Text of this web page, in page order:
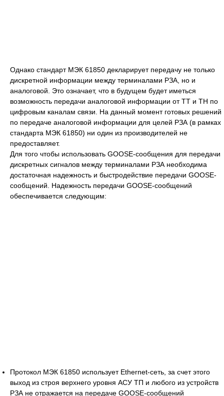
Однако стандарт МЭК 61850 декларирует передачу не только
дискретной информации между терминалами РЗА, но и
аналоговой. Это означает, что в будущем будет иметься
возможность передачи аналоговой информации от ТТ и ТН по
цифровым каналам связи. На данный момент готовых решений
по передаче аналоговой информации для целей РЗА (в рамках
стандарта МЭК 61850) ни один из производителей не
предоставляет.
Для того чтобы использовать GOOSE-сообщения для передачи
дискретных сигналов между терминалами РЗА необходима
достаточная надежность и быстродействие передачи GOOSE-
сообщений. Надежность передачи GOOSE-сообщений
обеспечивается следующим:
Протокол МЭК 61850 использует Ethernet-сеть, за счет этого
выход из строя верхнего уровня АСУ ТП и любого из устройств
РЗА не отражается на передаче GOOSE-сообщений